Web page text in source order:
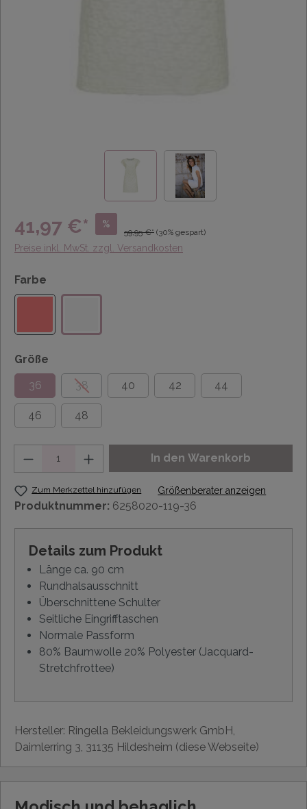
41,97 €* %
59,95 €* (30% gespart)
Preise inkl. MwSt. zzgl. Versandkosten
Farbe
Größe
36
38 40 42 44
46 48
In den Warenkorb
Zum Merkzettel hinzufügen Größenberater anzeigen
Produktnummer: 6258020-119-36
Details zum Produkt
Länge ca. 90 cm
Rundhalsausschnitt
Überschnittene Schulter
Seitliche Eingrifftaschen
Normale Passform
80% Baumwolle 20% Polyester (Jacquard-
Stretchfrottee)
Hersteller: Ringella Bekleidungswerk GmbH,
Daimlerring 3, 31135 Hildesheim (diese Webseite)